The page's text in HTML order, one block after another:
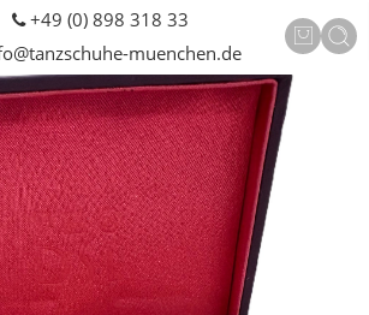
+49 (0) 898 318 33
muenchen.de